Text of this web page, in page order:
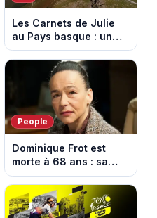
Les Carnets de Julie
au Pays basque : un
banquet au sommet de
la Rhune
People
Dominique Frot est
morte à 68 ans : sa
sœur Catherine Frot
annonce la triste
nouvelle